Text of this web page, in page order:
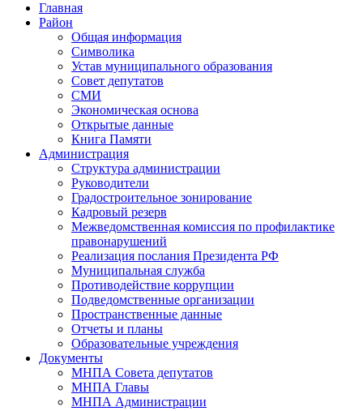
Главная
Район
Общая информация
Символика
Устав муниципального образования
Совет депутатов
СМИ
Экономическая основа
Открытые данные
Книга Памяти
Администрация
Структура администрации
Руководители
Градостроительное зонирование
Кадровый резерв
Межведомственная комиссия по профилактике
правонарушений
Реализация послания Президента РФ
Муниципальная служба
Противодействие коррупции
Подведомственные организации
Пространственные данные
Отчеты и планы
Образовательные учреждения
Документы
МНПА Совета депутатов
МНПА Главы
МНПА Администрации